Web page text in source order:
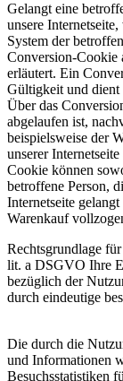
Gelangt eine
unsere
System der
Conversion-Cookie
erläutert. Ein
Gültigkeit und dient
Über das
abgelaufen ist,
beispielsweise der
unserer
Cookie können
betroffene Person,
Internetseite
Warenkauf
Rechtsgrundlage
lit. a DSGVO Ihre
bezüglich der
durch eindeutige
Die durch die
und Informationen
Besuchsstatistiken